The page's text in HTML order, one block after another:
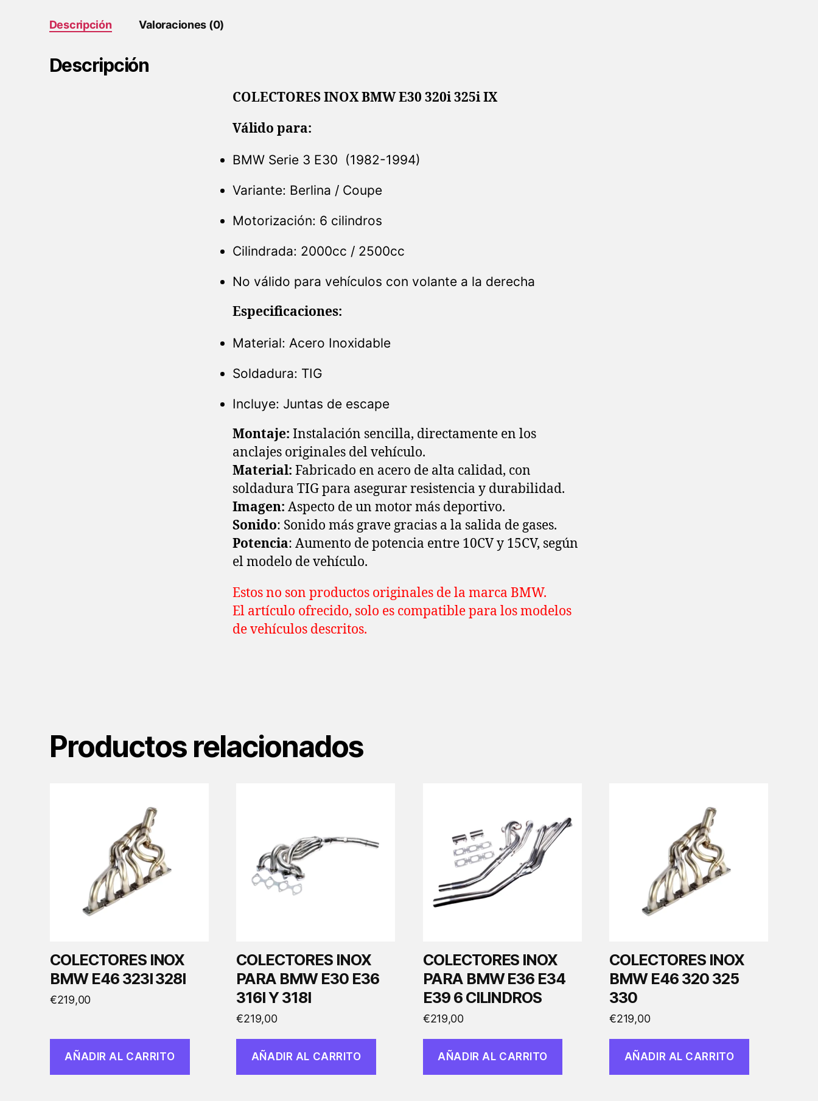
Descripción Valoraciones (0)
Descripción
COLECTORES INOX BMW E30 320i 325i IX
Válido para:
BMW Serie 3 E30 (1982-1994)
Variante: Berlina / Coupe
Motorización: 6 cilindros
Cilindrada: 2000cc / 2500cc
No válido para vehículos con volante a la derecha
Especificaciones:
Material: Acero Inoxidable
Soldadura: TIG
Incluye: Juntas de escape
Montaje: Instalación sencilla, directamente en los
anclajes originales del vehículo.
Material: Fabricado en acero de alta calidad, con
soldadura TIG para asegurar resistencia y durabilidad.
Imagen: Aspecto de un motor más deportivo.
Sonido: Sonido más grave gracias a la salida de gases.
Potencia: Aumento de potencia entre 10CV y 15CV, según
el modelo de vehículo.
Estos no son productos originales de la marca BMW.
El artículo ofrecido, solo es compatible para los modelos
de vehículos descritos.
Productos relacionados
COLECTORES INOX
BMW E46 323I 328I
€219,00
AÑADIR AL CARRITO
COLECTORES INOX
PARA BMW E30 E36
316I Y 318I
€219,00
AÑADIR AL CARRITO
COLECTORES INOX
PARA BMW E36 E34
E39 6 CILINDROS
€219,00
AÑADIR AL CARRITO
COLECTORES INOX
BMW E46 320 325
330
€219,00
AÑADIR AL CARRITO